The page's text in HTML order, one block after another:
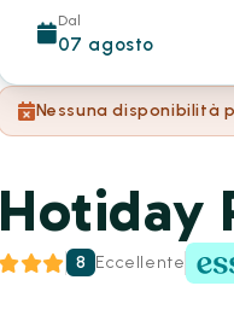
Dal
07 agosto
Nessuna disponibilità
Hotiday
8 Eccellente